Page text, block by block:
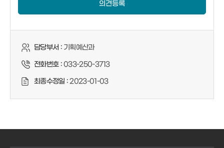
의견등록
담당부서 :기획예산과
전화번호 :033-250-3713
최종수정일 :2023-01-03